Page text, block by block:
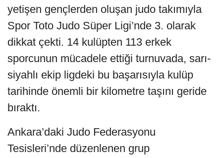
yetişen gençlerden oluşan judo takımıyla
Spor Toto Judo Süper Ligi’nde 3. olarak
dikkat çekti. 14 kulüpten 113 erkek
sporcunun mücadele ettiği turnuvada, sarı-
siyahlı ekip ligdeki bu başarısıyla kulüp
tarihinde önemli bir kilometre taşını geride
bıraktı.
Ankara’daki Judo Federasyonu
Tesisleri’nde düzenlenen grup